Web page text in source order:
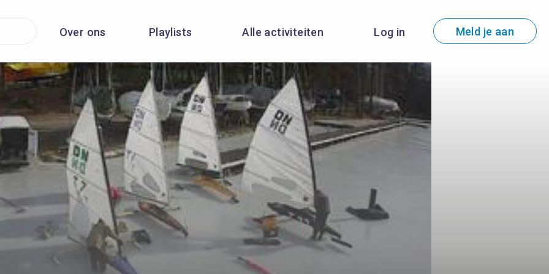
Over ons Playlists Alle activiteiten Log in Meld je aan